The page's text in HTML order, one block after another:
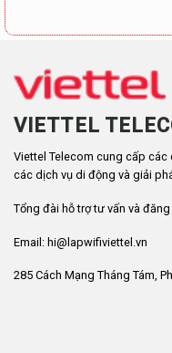
VIETTEL
Viettel Telecom cung cấp các
các dịch vụ di động và giải
Tổng đài hỗ trợ tư vấn và
Email: hi@lapwifiviettel.vn
285 Cách Mạng Tháng Tám,